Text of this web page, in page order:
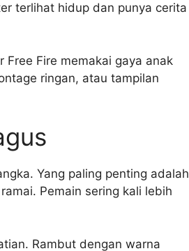
terlihat hidup dan punya cerita
Fire memakai gaya anak
ringan, atau tampilan
Yang paling penting adalah
Pemain sering kali lebih
Rambut dengan warna